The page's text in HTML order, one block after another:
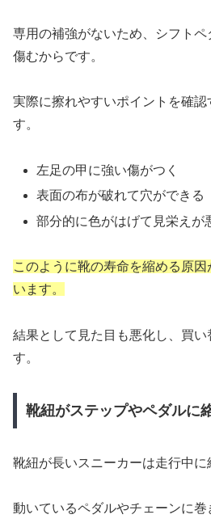
専用の補強がないため、シフト
傷むからです。
実際に擦れやすいポイントを確
す。
左足の甲に強い傷がつく
表面の布が破れて穴ができる
部分的に色がはげて見栄えが
このように靴の寿命を縮める原
います。
結果として見た目も悪化し、買い
す。
靴紐がステップやペダルに
靴紐が長いスニーカーは走行中に
動いているペダルやチェーンに